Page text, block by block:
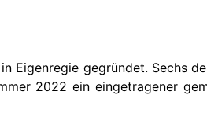
Eigenregie gegründet. Sechs
2022 ein eingetragener